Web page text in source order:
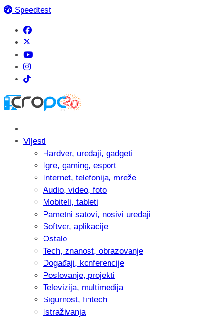
Speedtest
Vijesti
Hardver, uređaji, gadgeti
Igre, gaming, esport
Internet, telefonija, mreže
Audio, video, foto
Mobiteli, tableti
Pametni satovi, nosivi uređaji
Softver, aplikacije
Ostalo
Tech, znanost, obrazovanje
Događaji, konferencije
Poslovanje, projekti
Televizija, multimedija
Sigurnost, fintech
Istraživanja